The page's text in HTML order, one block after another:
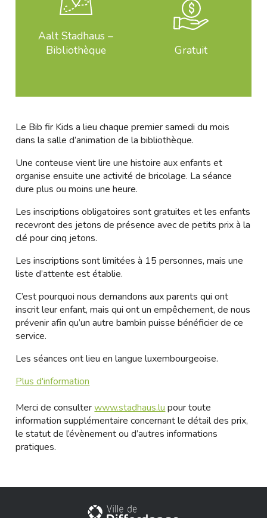
Aalt Stadhaus –
Bibliothèque
Gratuit
Le Bib fir Kids a lieu chaque premier samedi du mois
dans la salle d’animation de la bibliothèque.
Une conteuse vient lire une histoire aux enfants et
organise ensuite une activité de bricolage. La séance
dure plus ou moins une heure.
Les inscriptions obligatoires sont gratuites et les enfants
recevront des jetons de présence avec de petits prix à la
clé pour cinq jetons.
Les inscriptions sont limitées à 15 personnes, mais une
liste d’attente est établie.
C’est pourquoi nous demandons aux parents qui ont
inscrit leur enfant, mais qui ont un empêchement, de nous
prévenir afin qu’un autre bambin puisse bénéficier de ce
service.
Les séances ont lieu en langue luxembourgeoise.
Plus d'information
Merci de consulterwww.stadhaus.lu pour toute
information supplémentaire concernant le détail des prix,
le statut de l’évènement ou d’autres informations
pratiques.
Ville de Differdange